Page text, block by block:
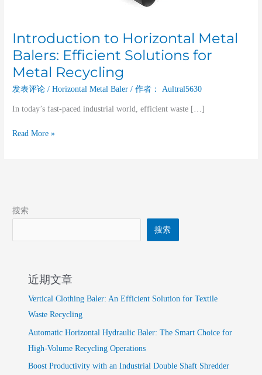
Introduction to Horizontal Metal
Balers: Efficient Solutions for
Metal Recycling
发表评论 /Horizontal Metal Baler / 作者： Aultral5630
In today’s fast-paced industrial world, efficient waste […]
Read More »
搜索
搜索
近期文章
Vertical Clothing Baler: An Efficient Solution for Textile
Waste Recycling
Automatic Horizontal Hydraulic Baler: The Smart Choice for
High-Volume Recycling Operations
Boost Productivity with an Industrial Double Shaft Shredder